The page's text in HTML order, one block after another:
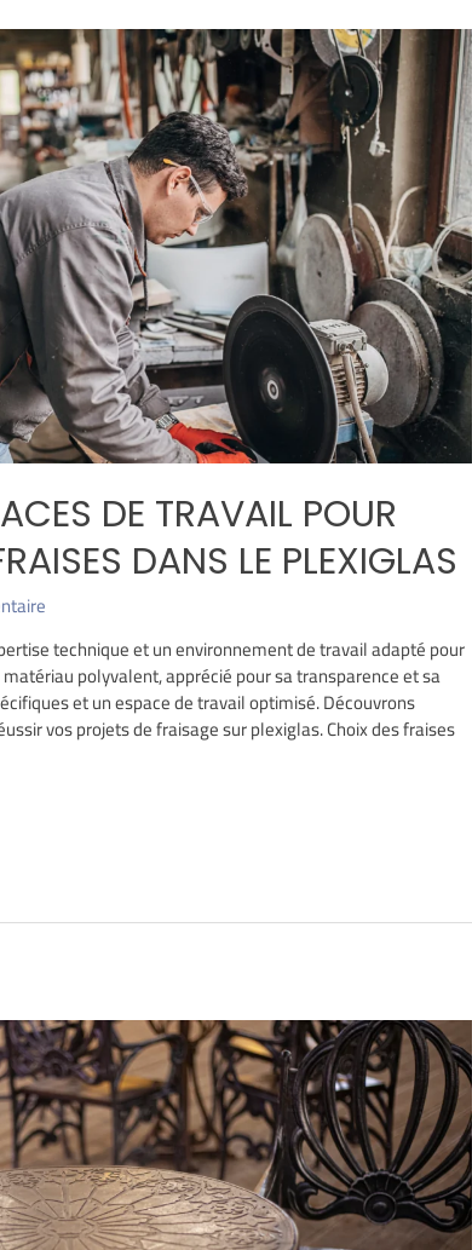
DE TRAVAIL POUR
DANS LE PLEXIGLAS
technique et un environnement de travail adapté pour
polyvalent, apprécié pour sa transparence et sa
et un espace de travail optimisé. Découvrons
vos projets de fraisage sur plexiglas. Choix des fraises